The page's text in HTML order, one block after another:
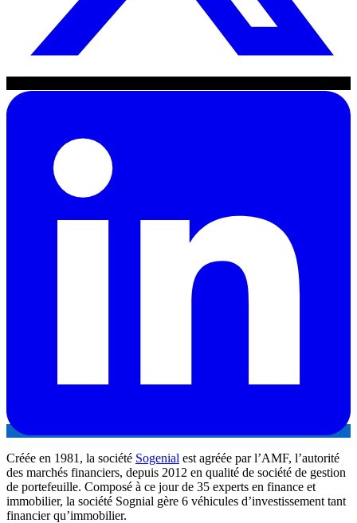
Créée en 1981, la société Sogenial est agréée par l’AMF, l’autorité
des marchés financiers, depuis 2012 en qualité de société de gestion
de portefeuille. Composé à ce jour de 35 experts en finance et
immobilier, la société Sognial gère 6 véhicules d’investissement tant
financier qu’immobilier.